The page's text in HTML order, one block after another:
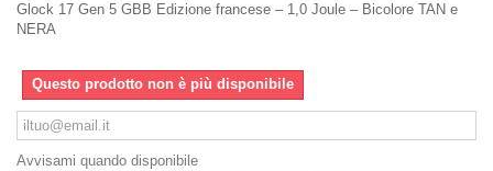
Glock 17 Gen 5 GBB Edizione francese – 1,0 Joule – Bicolore TAN e
NERA
Questo prodotto non è più disponibile
Avvisami quando disponibile